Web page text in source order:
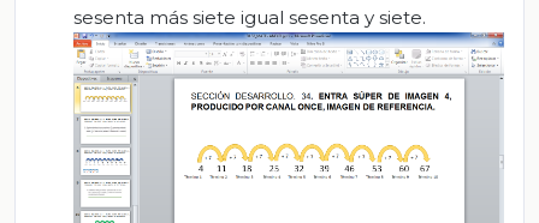
sesenta más siete igual sesenta y siete.